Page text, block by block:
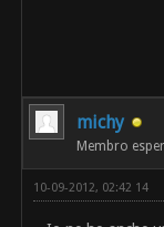
michy
Membro
10-09-2012, 02:42 14